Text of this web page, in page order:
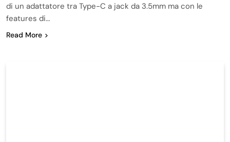
di un adattatore tra Type-C a jack da 3.5mm ma con le
features di…
Read More